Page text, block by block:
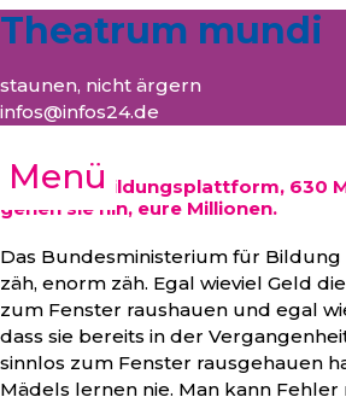
Theatrum mundi
staunen, nicht ärgern
infos@infos24.de
Menü
Nationale Bildungsplattform, 630
gehen sie hin, eure Millionen.
Das Bundesministerium für
zäh, enorm zäh. Egal wieviel Geld
zum Fenster raushauen und egal
dass sie bereits in der
sinnlos zum Fenster rausgehauen
Mädels lernen nie. Man kann Fehler